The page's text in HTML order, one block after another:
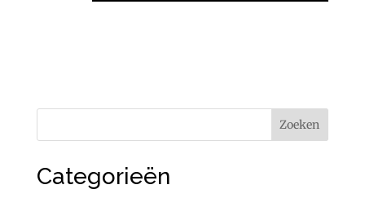
Categorieën